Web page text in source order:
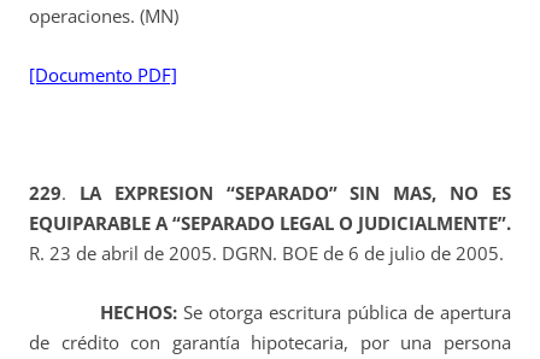
operaciones. (MN)
[Documento PDF]
229.
LA EXPRESION “SEPARADO” SIN MAS, NO ES
EQUIPARABLE A “SEPARADO LEGAL O JUDICIALMENTE”.
R. 23 de abril de 2005. DGRN. BOE de 6 de julio de 2005.
HECHOS:Se otorga escritura pública de apertura
de crédito con garantía hipotecaria, por una persona